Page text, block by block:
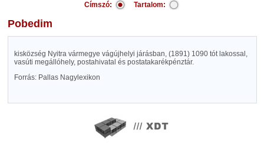
Címszó: Tartalom:
Pobedim
kisközség Nyitra vármegye vágújhelyi járásban, (1891) 1090 tót lakossal,
vasúti megállóhely, postahivatal és postatakarékpénztár.
Forrás: Pallas Nagylexikon